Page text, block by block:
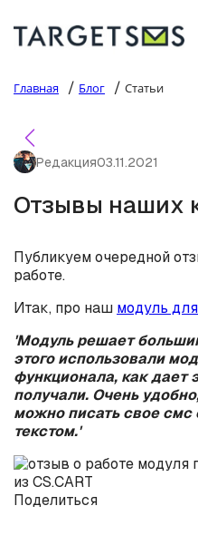
Главная / Блог / Статьи
Редакция03.11.2021
Отзывы наших
Публикуем очередной
работе.
Итак, про наш модуль
'Модуль решает
этого использовали
функционала, как дает
получали. Очень
можно писать свое
текстом.'
Поделиться